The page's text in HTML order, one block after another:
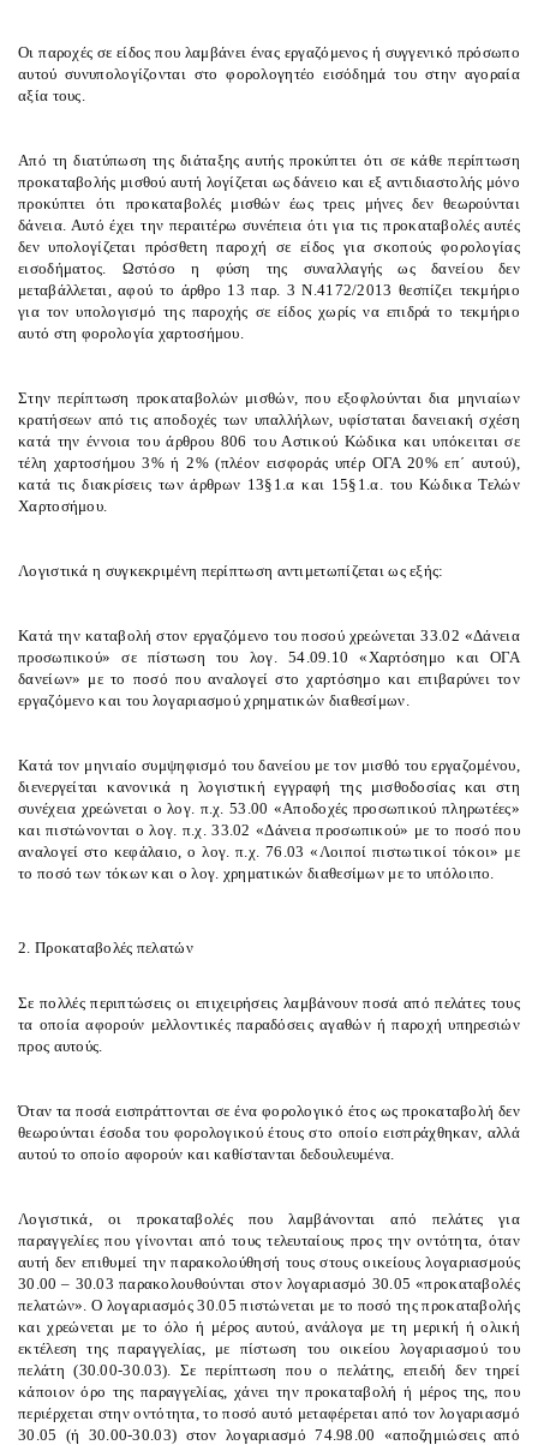
Οι παροχές σε είδος που λαμβάνει ένας εργαζόμενος ή συγγενικό πρόσωπο
αυτού συνυπολογίζονται στο φορολογητέο εισόδημά του στην αγοραία
αξία τους.
Από τη διατύπωση της διάταξης αυτής προκύπτει ότι σε κάθε περίπτωση
προκαταβολής μισθού αυτή λογίζεται ως δάνειο και εξ αντιδιαστολής μόνο
προκύπτει ότι προκαταβολές μισθών έως τρεις μήνες δεν θεωρούνται
δάνεια. Αυτό έχει την περαιτέρω συνέπεια ότι για τις προκαταβολές αυτές
δεν υπολογίζεται πρόσθετη παροχή σε είδος για σκοπούς φορολογίας
εισοδήματος. Ωστόσο η φύση της συναλλαγής ως δανείου δεν
μεταβάλλεται, αφού το άρθρο 13 παρ. 3 Ν.4172/2013 θεσπίζει τεκμήριο
για τον υπολογισμό της παροχής σε είδος χωρίς να επιδρά το τεκμήριο
αυτό στη φορολογία χαρτοσήμου.
Στην περίπτωση προκαταβολών μισθών, που εξοφλούνται δια μηνιαίων
κρατήσεων από τις αποδοχές των υπαλλήλων, υφίσταται δανειακή σχέση
κατά την έννοια του άρθρου 806 του Αστικού Κώδικα και υπόκειται σε
τέλη χαρτοσήμου 3% ή 2% (πλέον εισφοράς υπέρ ΟΓΑ 20% επ΄ αυτού),
κατά τις διακρίσεις των άρθρων 13§1.α και 15§1.α. του Κώδικα Τελών
Χαρτοσήμου.
Λογιστικά η συγκεκριμένη περίπτωση αντιμετωπίζεται ως εξής:
Κατά την καταβολή στον εργαζόμενο του ποσού χρεώνεται 33.02 «Δάνεια
προσωπικού» σε πίστωση του λογ. 54.09.10 «Χαρτόσημο και ΟΓΑ
δανείων» με το ποσό που αναλογεί στο χαρτόσημο και επιβαρύνει τον
εργαζόμενο και του λογαριασμού χρηματικών διαθεσίμων.
Κατά τον μηνιαίο συμψηφισμό του δανείου με τον μισθό του εργαζομένου,
διενεργείται κανονικά η λογιστική εγγραφή της μισθοδοσίας και στη
συνέχεια χρεώνεται ο λογ. π.χ. 53.00 «Αποδοχές προσωπικού πληρωτέες»
και πιστώνονται ο λογ. π.χ. 33.02 «Δάνεια προσωπικού» με το ποσό που
αναλογεί στο κεφάλαιο, ο λογ. π.χ. 76.03 «Λοιποί πιστωτικοί τόκοι» με
το ποσό των τόκων και ο λογ. χρηματικών διαθεσίμων με το υπόλοιπο.
2. Προκαταβολές πελατών
Σε πολλές περιπτώσεις οι επιχειρήσεις λαμβάνουν ποσά από πελάτες τους
τα οποία αφορούν μελλοντικές παραδόσεις αγαθών ή παροχή υπηρεσιών
προς αυτούς.
Όταν τα ποσά εισπράττονται σε ένα φορολογικό έτος ως προκαταβολή δεν
θεωρούνται έσοδα του φορολογικού έτους στο οποίο εισπράχθηκαν, αλλά
αυτού το οποίο αφορούν και καθίστανται δεδουλευμένα.
Λογιστικά, οι προκαταβολές που λαμβάνονται από πελάτες για
παραγγελίες που γίνονται από τους τελευταίους προς την οντότητα, όταν
αυτή δεν επιθυμεί την παρακολούθησή τους στους οικείους λογαριασμούς
30.00 – 30.03 παρακολουθούνται στον λογαριασμό 30.05 «προκαταβολές
πελατών». Ο λογαριασμός 30.05 πιστώνεται με το ποσό της προκαταβολής
και χρεώνεται με το όλο ή μέρος αυτού, ανάλογα με τη μερική ή ολική
εκτέλεση της παραγγελίας, με πίστωση του οικείου λογαριασμού του
πελάτη (30.00-30.03). Σε περίπτωση που ο πελάτης, επειδή δεν τηρεί
κάποιον όρο της παραγγελίας, χάνει την προκαταβολή ή μέρος της, που
περιέρχεται στην οντότητα, το ποσό αυτό μεταφέρεται από τον λογαριασμό
30.05 (ή 30.00-30.03) στον λογαριασμό 74.98.00 «αποζημιώσεις από